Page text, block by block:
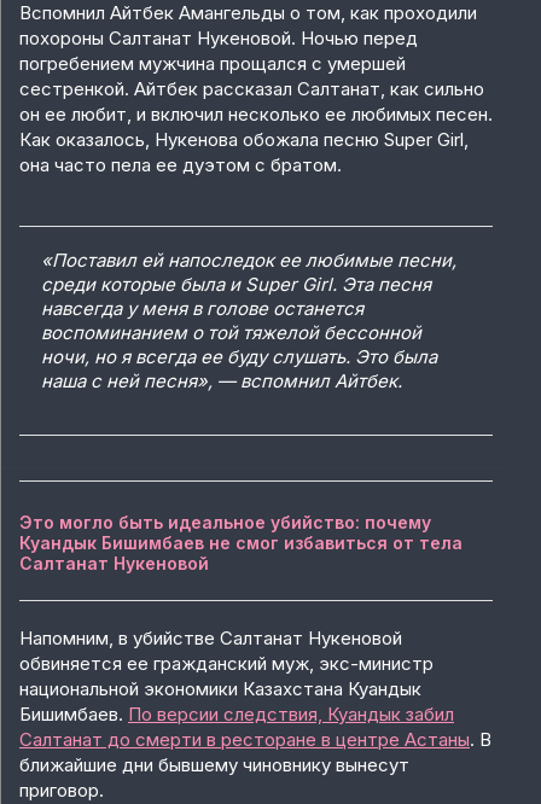
Вспомнил Айтбек Амангельды о том, как проходили
похороны Салтанат Нукеновой. Ночью перед
погребением мужчина прощался с умершей
сестренкой. Айтбек рассказал Салтанат, как сильно
он ее любит, и включил несколько ее любимых песен.
Как оказалось, Нукенова обожала песню Super Girl,
она часто пела ее дуэтом с братом.
«Поставил ей напоследок ее любимые песни,
среди которые была и Super Girl. Эта песня
навсегда у меня в голове останется
воспоминанием о той тяжелой бессонной
ночи, но я всегда ее буду слушать. Это была
наша с ней песня», — вспомнил Айтбек.
Это могло быть идеальное убийство: почему
Куандык Бишимбаев не смог избавиться от тела
Салтанат Нукеновой
Напомним, в убийстве Салтанат Нукеновой
обвиняется ее гражданский муж, экс-министр
национальной экономики Казахстана Куандык
Бишимбаев. По версии следствия, Куандык забил
Салтанат до смерти в ресторане в центре Астаны. В
ближайшие дни бывшему чиновнику вынесут
приговор.